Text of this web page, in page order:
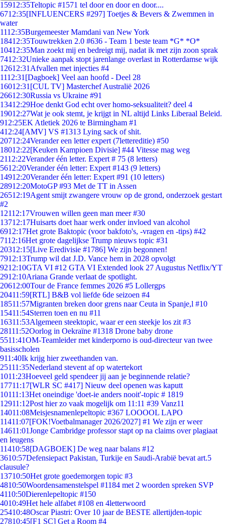
15912:35Teltopic #1571 tel door en door en door....
6712:35[INFLUENCERS #297] Toetjes & Bevers & Zwemmen in
water
1112:35Burgemeester Mamdani van New York
18412:35Touwtrekken 2.0 #636 - Team 1 beste team *G* *O*
10412:35Man zoekt mij en bedreigt mij, nadat ik met zijn zoon sprak
7412:32Unieke aanpak stopt jarenlange overlast in Rotterdamse wijk
12612:31 Afvallen met injecties #4
1112:31 [Dagboek] Veel aan hoofd - Deel 28
16012:31 [CUL TV] Masterchef Australië 2026
26612:30Russia vs Ukraine #91
13412:29Hoe denkt God echt over homo-seksualiteit? deel 4
19012:27Wat je ook stemt, je krijgt in NL altijd Links Liberaal Beleid.
912:25EK Atletiek 2026 te Birmingham #1
412:24[AMV] VS #1313 Lying sack of shit.
20712:24Verander een letter expert (7lettereditie) #50
18012:22[Keuken Kampioen Divisie] #44 Vitesse mag weg
2112:22Verander één letter. Expert # 75 (8 letters)
5612:20Verander één letter: Expert #143 (9 letters)
14912:20Verander één letter: Expert #91 (10 letters)
28912:20MotoGP #93 Met de TT in Assen
26512:19Agent smijt zwangere vrouw op de grond, onderzoek gestart
#2
12112:17Vrouwen willen geen man meer #30
13712:17Huisarts doet haar werk onder invloed van alcohol
6912:17Het grote Baktopic (voor bakfoto's, -vragen en -tips) #42
7112:16Het grote dagelijkse Trump nieuws topic #31
20312:15[Live Eredivisie #1786] We zijn begonnen!
7912:13Trump wil dat J.D. Vance hem in 2028 opvolgt
9212:10GTA VI #12 GTA VI Extended look 27 Augustus Netflix/YT
2912:10Ariana Grande verlaat de spotlight.
20612:00Tour de France femmes 2026 #5 Lollergps
20411:59[RTL] B&B vol liefde 6de seizoen #4
18511:57Migranten breken door grens naar Ceuta in Spanje,l #10
15411:54Sterren toen en nu #11
16311:53Algemeen steektopic, waar er een steekje los zit #3
28111:52Oorlog in Oekraïne #1318 Drone baby drone
5511:41OM-Teamleider met kinderporno is oud-directeur van twee
basisscholen
911:40Ik krijg hier zweethanden van.
25111:35Nederland stevent af op watertekort
1011:23Hoeveel geld spendeer jij aan je beginnende relatie?
17711:17[WLR SC #417] Nieuw deel openen was kaputt
10111:13Het oneindige 'doet-ie anders nooit'-topic # 1819
12911:12Post hier zo vaak mogelijk om 11:11 #39 Vanz11
14011:08Meisjesnamenlepeltopic #367 LOOOOL LAPO
11411:07[FOK!Voetbalmanager 2026/2027] #1 We zijn er weer
14611:01Jonge Cambridge professor stapt op na claims over plagiaat
en leugens
11410:58[DAGBOEK] De weg naar balans #12
3610:57Defensiepact Pakistan, Turkije en Saudi-Arabië bevat art.5
clausule?
13710:50Het grote goedemorgen topic #3
4810:50Woordensamenstelspel #1184 met 2 woorden spreken SVP
4110:50Dierenlepeltopic #150
4010:49Het hele alfabet #108 en 4letterwoord
25410:48Oscar Piastri: Over 10 jaar de BESTE allertijden-topic
27810:45[F1 SC] Get a Room #4